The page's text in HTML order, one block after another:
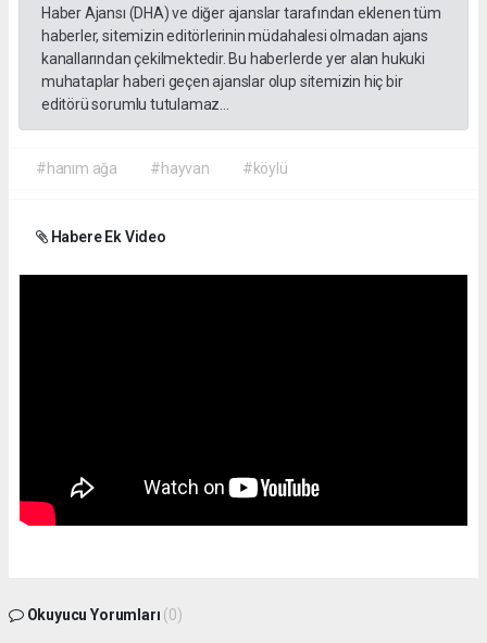
Haber Ajansı (DHA) ve diğer ajanslar tarafından eklenen tüm
haberler, sitemizin editörlerinin müdahalesi olmadan ajans
kanallarından çekilmektedir. Bu haberlerde yer alan hukuki
muhataplar haberi geçen ajanslar olup sitemizin hiç bir
editörü sorumlu tutulamaz...
#hanım ağa #hayvan #köylü
Habere Ek Video
Okuyucu Yorumları (0)